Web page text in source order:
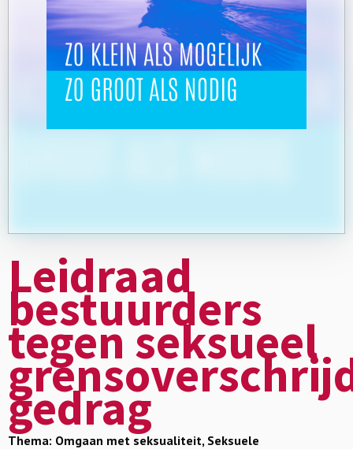
Leidraad
bestuurders
tegen seksueel
gedrag
Thema: Omgaan met seksualiteit, Seksuele